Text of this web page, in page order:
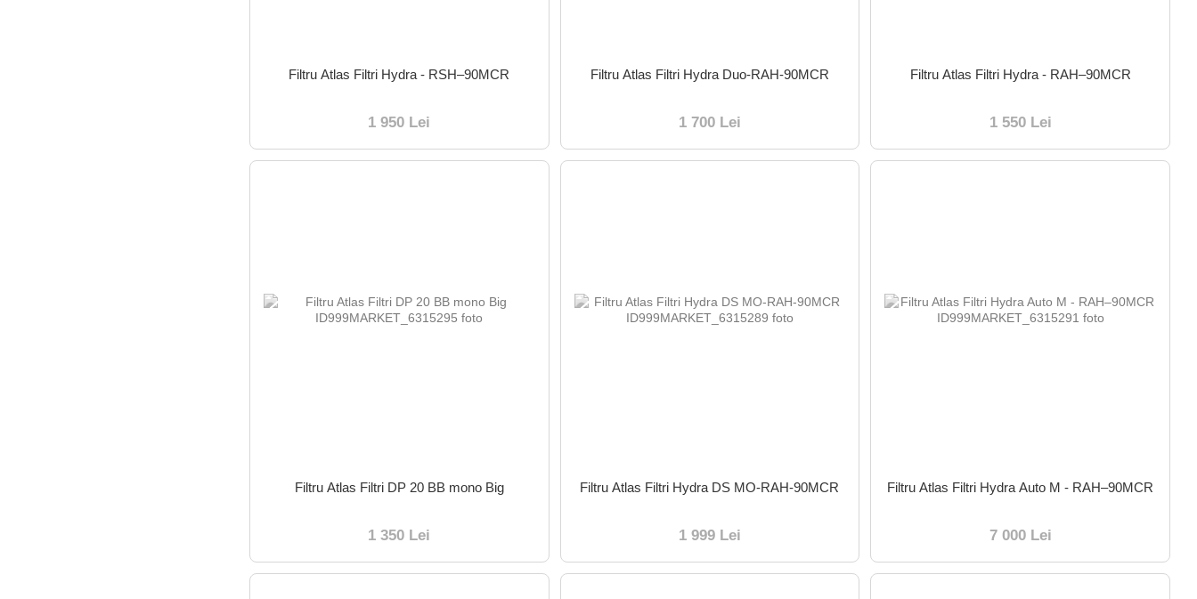
Filtru Atlas Filtri Hydra - RSH–90MCR
1 950 Lei
Filtru Atlas Filtri Hydra Duo-RAH-90MCR
1 700 Lei
Filtru Atlas Filtri Hydra - RАH–90MCR
1 550 Lei
Filtru Atlas Filtri DP 20 BB mono Big
1 350 Lei
Filtru Atlas Filtri Hydra DS MO-RAH-90MCR
1 999 Lei
Filtru Atlas Filtri Hydra Auto M - RAH–90MCR
7 000 Lei